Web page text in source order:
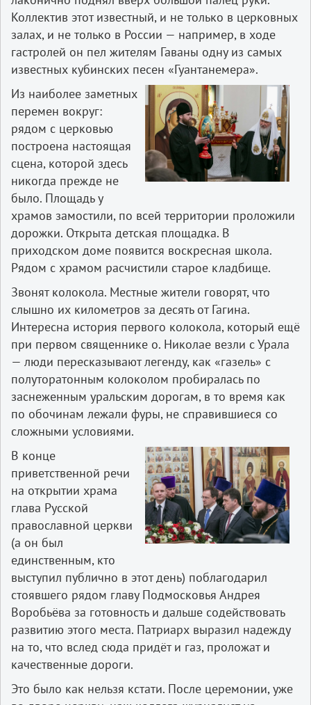
Коллектив этот известный, и не только в церковных
залах, и не только в России — например, в ходе
гастролей он пел жителям Гаваны одну из самых
известных кубинских песен «Гуантанемера».
Из наиболее заметных
перемен вокруг:
рядом с церковью
построена настоящая
сцена, которой здесь
никогда прежде не
было. Площадь у
храмов замостили, по всей территории проложили
дорожки. Открыта детская площадка. В
приходском доме появится воскресная школа.
Рядом с храмом расчистили старое кладбище.
Звонят колокола. Местные жители говорят, что
слышно их километров за десять от Гагина.
Интересна история первого колокола, который ещё
при первом священнике о. Николае везли с Урала
— люди пересказывают легенду, как «газель» с
полуторатонным колоколом пробиралась по
заснеженным уральским дорогам, в то время как
по обочинам лежали фуры, не справившиеся со
сложными условиями.
В конце
приветственной речи
на открытии храма
глава Русской
православной церкви
(а он был
единственным, кто
выступил публично в этот день) поблагодарил
стоявшего рядом главу Подмосковья Андрея
Воробьёва за готовность и дальше содействовать
развитию этого места. Патриарх выразил надежду
на то, что вслед сюда придёт и газ, проложат и
качественные дороги.
Это было как нельзя кстати. После церемонии, уже